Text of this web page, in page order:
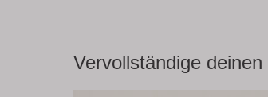
Vervollständige deinen